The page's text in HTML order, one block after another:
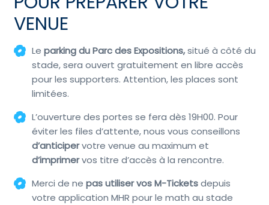
VENUE
Le parking du Parc des Expositions,situé à côté du
stade, sera ouvert gratuitement en libre accès
pour les supporters. Attention, les places sont
limitées.
L’ouverture des portes se fera dès 19H00. Pour
éviter les files d’attente, nous vous conseillons
d’anticipervotre venue au maximum et
d’imprimervos titre d’accès à la rencontre.
Merci de ne pas utiliser vos M-Ticketsdepuis
votre application MHR pour le math au stade